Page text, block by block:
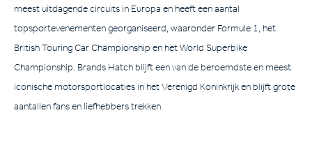
Shop
Tickets
meest uitdagende circuits in Europa en heeft een aantal
topsportevenementen georganiseerd, waaronder Formule 1, het
British Touring Car Championship en het World Superbike
Championship. Brands Hatch blijft een van de beroemdste en meest
iconische motorsportlocaties in het Verenigd Koninkrijk en blijft grote
aantallen fans en liefhebbers trekken.